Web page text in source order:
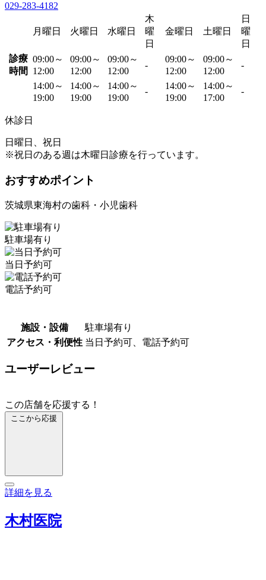
029-283-4182
月曜日 火曜日 水曜日
木
曜
日
金曜日 土曜日
日
曜
日
診療
時間
09:00～
12:00
09:00～
12:00
09:00～
12:00
-
09:00～
12:00
09:00～
12:00
-
14:00～
19:00
14:00～
19:00
14:00～
19:00
-
14:00～
19:00
14:00～
17:00
-
休診日
日曜日、祝日
※祝日のある週は木曜日診療を行っています。
おすすめポイント
茨城県東海村の歯科・小児歯科
駐車場有り
当日予約可
電話予約可
施設・設備
駐車場有り
アクセス・利便性 当日予約可、電話予約可
ユーザーレビュー
この店舗を応援する！
ここから応援
詳細を見る
木村医院